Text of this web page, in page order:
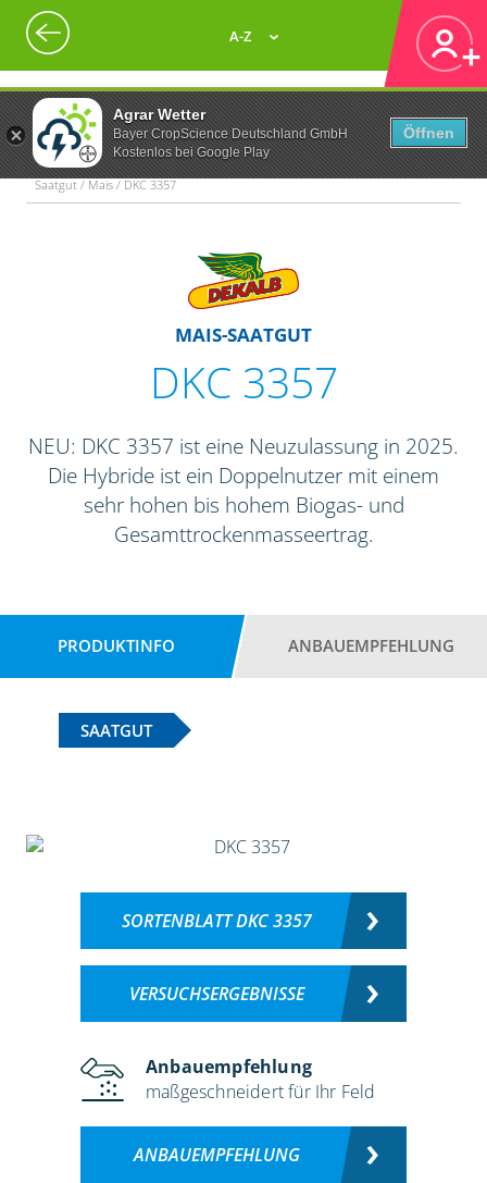
Agrar Wetter
Bayer CropScience Deutschland GmbH
Kostenlos bei Google Play
Öffnen
A-Z
Saatgut / Mais / DKC 3357
MAIS-SAATGUT
DKC 3357
NEU: DKC 3357 ist eine Neuzulassung in 2025.
Die Hybride ist ein Doppelnutzer mit einem
sehr hohen bis hohem Biogas- und
Gesamttrockenmasseertrag.
PRODUKTINFO ANBAUEMPFEHLUNG
SAATGUT
SORTENBLATT DKC 3357
VERSUCHSERGEBNISSE
Anbauempfehlung
maßgeschneidert für Ihr Feld
ANBAUEMPFEHLUNG